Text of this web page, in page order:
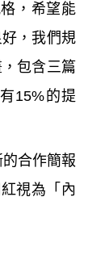
，希望能
，我們規
包含三篇
15%的提
合作簡報
視為「內